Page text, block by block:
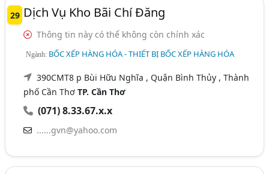
29 Dịch Vụ Kho Bãi Chí Đăng
Thông tin này có thể không còn chính xác
Ngành: BỐC XẾP HÀNG HÓA - THIẾT BỊ BỐC XẾP HÀNG HÓA
390CMT8 p Bùi Hữu Nghĩa , Quận Bình Thủy , Thành
phố Cần ThơTP. Cần Thơ
(071) 8.33.67.x.x
......gvn@yahoo.com